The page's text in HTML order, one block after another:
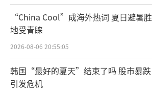
“China Cool”成海外热词 夏日避暑胜
地受青睐
2026-08-06 20:55:05
韩国“最好的夏天”结束了吗 股市暴跌
引发危机